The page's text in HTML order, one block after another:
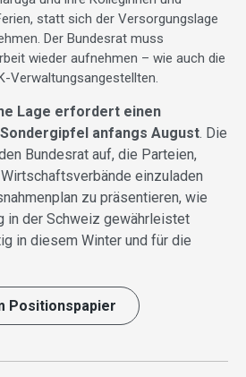
statt sich der Versorgungslage
Der Bundesrat muss
wieder aufnehmen – wie auch die
Verwaltungsangestellten.
Lage erfordert einen
anfangs August. Die
Bundesrat auf, die Parteien,
einzuladen
zu präsentieren, wie
in der Schweiz gewährleistet
in diesem Winter und für die
Positionspapier